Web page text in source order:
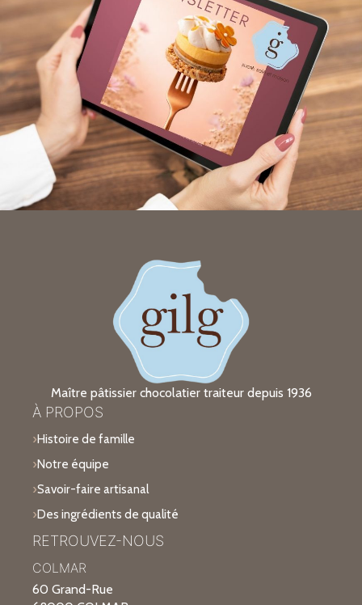
Maître pâtissier chocolatier traiteur depuis 1936
À PROPOS
Histoire de famille
Notre équipe
Savoir-faire artisanal
Des ingrédients de qualité
RETROUVEZ-NOUS
COLMAR
60 Grand-Rue